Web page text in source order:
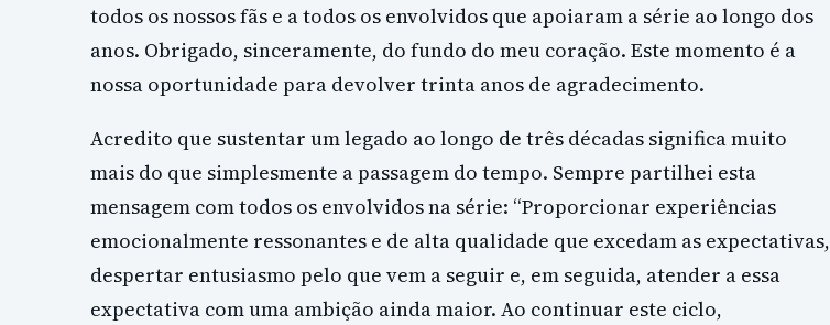
todos os nossos fãs e a todos os envolvidos que apoiaram a série ao longo dos
anos. Obrigado, sinceramente, do fundo do meu coração. Este momento é a
nossa oportunidade para devolver trinta anos de agradecimento.
Acredito que sustentar um legado ao longo de três décadas significa muito
mais do que simplesmente a passagem do tempo. Sempre partilhei esta
mensagem com todos os envolvidos na série: “Proporcionar experiências
emocionalmente ressonantes e de alta qualidade que excedam as expectativas,
despertar entusiasmo pelo que vem a seguir e, em seguida, atender a essa
expectativa com uma ambição ainda maior. Ao continuar este ciclo,